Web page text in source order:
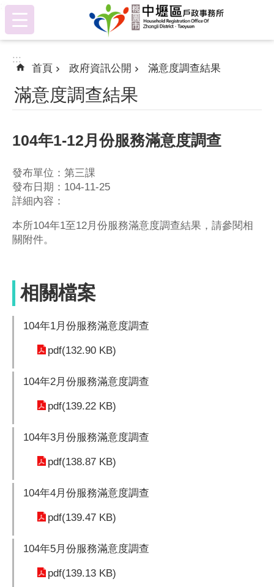
跳到主要內容區塊
:::
:::
首頁 政府資訊公開 滿意度調查結果
滿意度調查結果
104年1-12月份服務滿意度調查
發布單位：第三課
發布日期：104-11-25
詳細內容：
本所104年1至12月份服務滿意度調查結果，請參閱相
關附件。
相關檔案
104年1月份服務滿意度調查
pdf(132.90 KB)
104年2月份服務滿意度調查
pdf(139.22 KB)
104年3月份服務滿意度調查
pdf(138.87 KB)
104年4月份服務滿意度調查
pdf(139.47 KB)
104年5月份服務滿意度調查
pdf(139.13 KB)